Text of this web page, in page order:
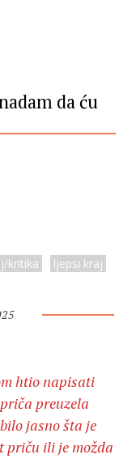
da ću
kritika ljepsi kraj
htio napisati
preuzela
jasno šta je
priču ili je možda